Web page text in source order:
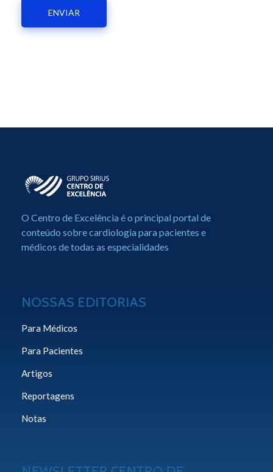
Centro de Excelência em Cardiologia
O Centro de Excelência é o principal portal de
conteúdo sobre cardiologia para pacientes e
médicos de todas as especialidades
NOSSAS EDITORIAS
Para Médicos
Para Pacientes
Artigos
Reportagens
Notas